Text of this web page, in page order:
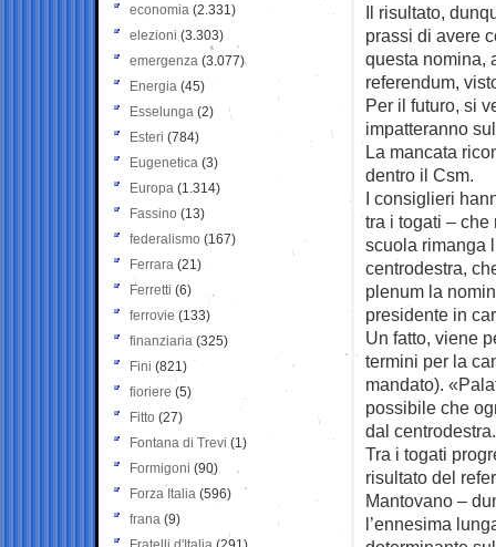
Il risultato,
prassi di avere
questa nomina,
referendum,
Per il futuro, si
impatteranno
La mancata
dentro il Csm.
I consiglieri
tra i togati –
scuola rimanga
centrodestra,
plenum la
presidente in
Un fatto, viene
termini per la
mandato).
possibile che
dal centrodestra.
Tra i togati
risultato del
Mantovano –
l’ennesima
economia (2.331)
elezioni (3.303)
emergenza (3.077)
Energia (45)
Esselunga (2)
Esteri (784)
Eugenetica (3)
Europa (1.314)
Fassino (13)
federalismo (167)
Ferrara (21)
Ferretti (6)
ferrovie (133)
finanziaria (325)
Fini (821)
fioriere (5)
Fitto (27)
Fontana di Trevi (1)
Formigoni (90)
Forza Italia (596)
frana (9)